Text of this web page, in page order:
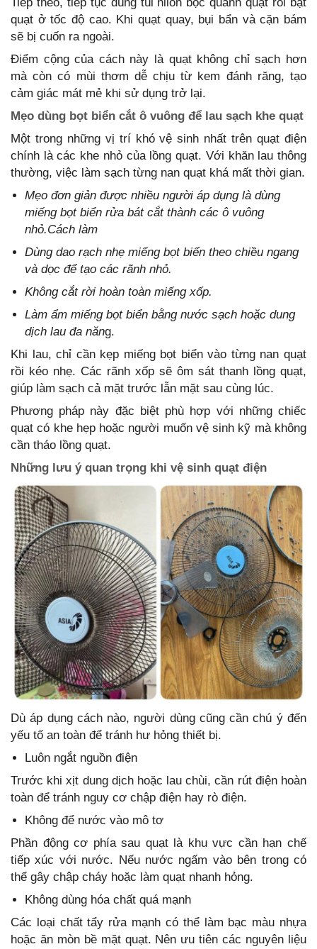
quạt ở tốc độ cao. Khi quạt quay, bụi bẩn và cặn bám
sẽ bị cuốn ra ngoài.
Điểm cộng của cách này là quạt không chỉ sạch hơn
mà còn có mùi thơm dễ chịu từ kem đánh răng, tạo
cảm giác mát mẻ khi sử dụng trở lại.
Mẹo dùng bọt biển cắt ô vuông để lau sạch khe quạt
Một trong những vị trí khó vệ sinh nhất trên quạt điện
chính là các khe nhỏ của lồng quạt. Với khăn lau thông
thường, việc làm sạch từng nan quạt khá mất thời gian.
Mẹo đơn giản được nhiều người áp dụng là dùng
miếng bọt biển rửa bát cắt thành các ô vuông
nhỏ.Cách làm
Dùng dao rạch nhẹ miếng bọt biển theo chiều ngang
và dọc để tạo các rãnh nhỏ.
Không cắt rời hoàn toàn miếng xốp.
Làm ẩm miếng bọt biển bằng nước sạch hoặc dung
dịch lau đa năng.
Khi lau, chỉ cần kẹp miếng bọt biển vào từng nan quạt
rồi kéo nhẹ. Các rãnh xốp sẽ ôm sát thanh lồng quạt,
giúp làm sạch cả mặt trước lẫn mặt sau cùng lúc.
Phương pháp này đặc biệt phù hợp với những chiếc
quạt có khe hẹp hoặc người muốn vệ sinh kỹ mà không
cần tháo lồng quạt.
Những lưu ý quan trọng khi vệ sinh quạt điện
Dù áp dụng cách nào, người dùng cũng cần chú ý đến
yếu tố an toàn để tránh hư hỏng thiết bị.
Luôn ngắt nguồn điện
Trước khi xịt dung dịch hoặc lau chùi, cần rút điện hoàn
toàn để tránh nguy cơ chập điện hay rò điện.
Không để nước vào mô tơ
Phần động cơ phía sau quạt là khu vực cần hạn chế
tiếp xúc với nước. Nếu nước ngấm vào bên trong có
thể gây chập cháy hoặc làm quạt nhanh hỏng.
Không dùng hóa chất quá mạnh
Các loại chất tẩy rửa mạnh có thể làm bạc màu nhựa
hoặc ăn mòn bề mặt quạt. Nên ưu tiên các nguyên liệu